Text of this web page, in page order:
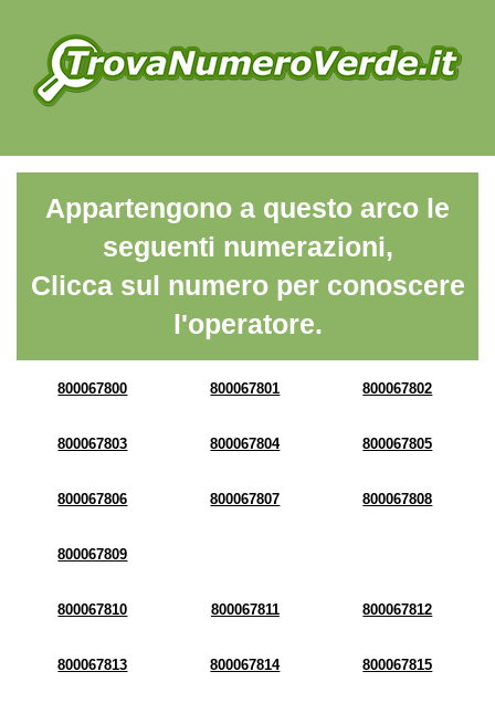
Appartengono a questo arco le
seguenti numerazioni,
Clicca sul numero per conoscere
l'operatore.
800067800 800067801 800067802
800067803 800067804 800067805
800067806 800067807 800067808
800067809
800067810 800067811 800067812
800067813 800067814 800067815